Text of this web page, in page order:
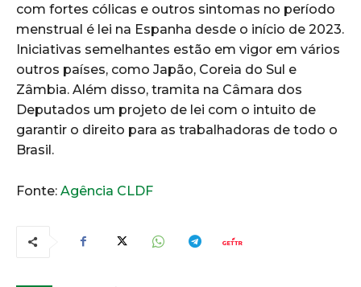
com fortes cólicas e outros sintomas no período
menstrual é lei na Espanha desde o início de 2023.
Iniciativas semelhantes estão em vigor em vários
outros países, como Japão, Coreia do Sul e
Zâmbia. Além disso, tramita na Câmara dos
Deputados um projeto de lei com o intuito de
garantir o direito para as trabalhadoras de todo o
Brasil.
Fonte: Agência CLDF